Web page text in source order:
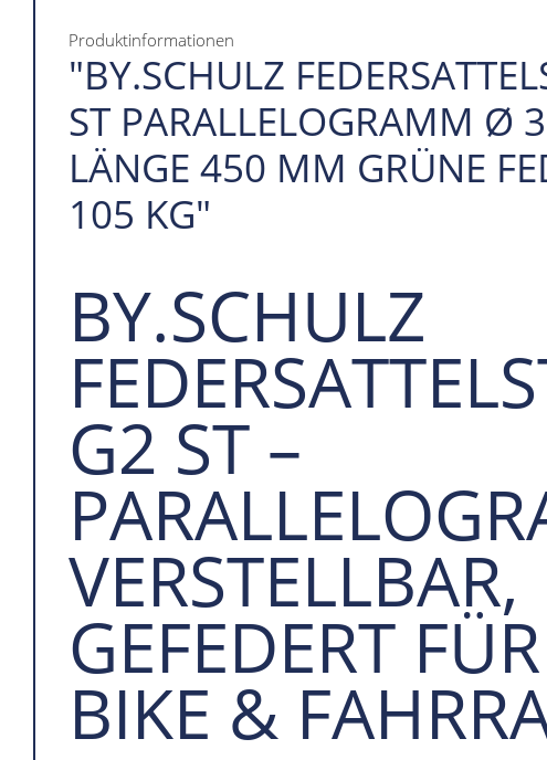
Produktinformationen
"BY.SCHULZ
ST PARALLELOGRAMM Ø
LÄNGE 450 MM GRÜNE
105 KG"
BY.SCHULZ
G2 ST –
VERSTELLBAR,
GEFEDERT
BIKE &